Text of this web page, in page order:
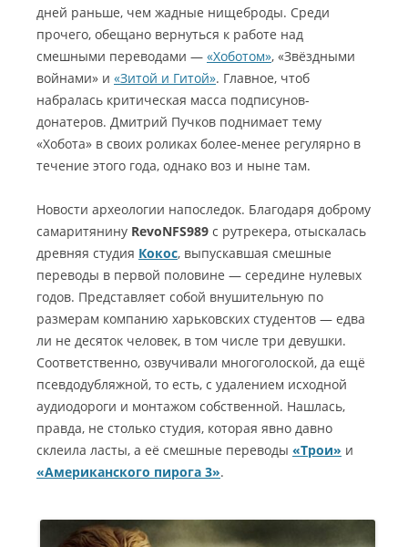
дней раньше, чем жадные нищеброды. Среди
прочего, обещано вернуться к работе над
смешными переводами — «Хоботом», «Звёздными
войнами» и «Зитой и Гитой». Главное, чтоб
набралась критическая масса подписунов-
донатеров. Дмитрий Пучков поднимает тему
«Хобота» в своих роликах более-менее регулярно в
течение этого года, однако воз и ныне там.
Новости археологии напоследок. Благодаря доброму
самаритянину RevoNFS989 с рутрекера, отыскалась
древняя студия Кокос, выпускавшая смешные
переводы в первой половине — середине нулевых
годов. Представляет собой внушительную по
размерам компанию харьковских студентов — едва
ли не десяток человек, в том числе три девушки.
Соответственно, озвучивали многоголоской, да ещё
псевдодубляжной, то есть, с удалением исходной
аудиодороги и монтажом собственной. Нашлась,
правда, не столько студия, которая явно давно
склеила ласты, а её смешные переводы «Трои» и
«Американского пирога 3».